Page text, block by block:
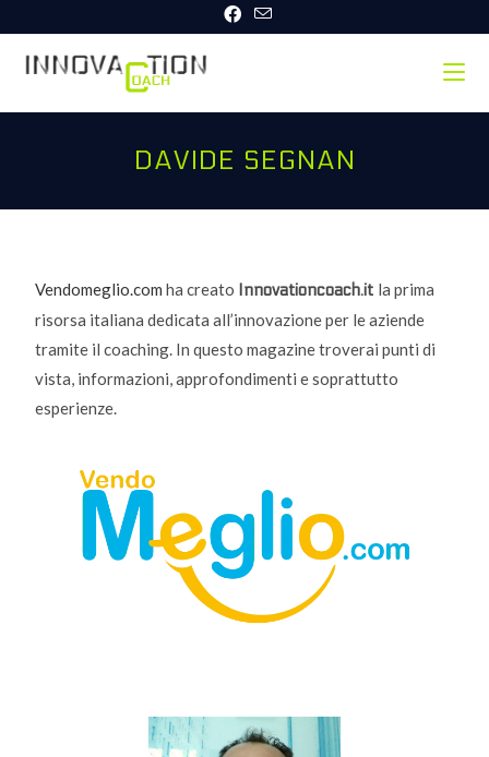
DAVIDE SEGNAN
Vendomeglio.com ha creato Innovationcoach.it la prima
risorsa italiana dedicata all’innovazione per le aziende
tramite il coaching. In questo magazine troverai punti di
vista, informazioni, approfondimenti e soprattutto
esperienze.